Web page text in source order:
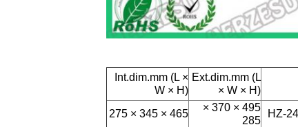
Ext.dim.mm (L
× W × H)
Int.dim.mm (L ×
W × H)
495 × 370 ×
285
465 × 345 × 275